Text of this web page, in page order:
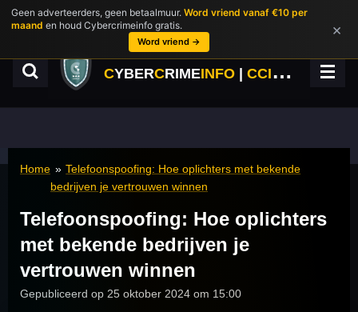
Geen adverteerders, geen betaalmuur. Word vriend vanaf €10 per
maand en houd Cybercrimeinfo gratis.
Word vriend →
×
Ga
direct
hoofdinhoud
CYBERCRIMEINFO CCINFO.NL
Home » Telefoonspoofing: Hoe oplichters met bekende
bedrijven je vertrouwen winnen
Telefoonspoofing: Hoe oplichters
met bekende bedrijven je
vertrouwen winnen
Gepubliceerd op 25 oktober 2024 om 15:00